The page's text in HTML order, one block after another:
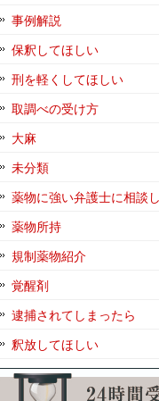
事例解説
保釈してほしい
刑を軽くしてほしい
取調べの受け方
大麻
未分類
薬物に強い弁護士に相談
薬物所持
規制薬物紹介
覚醒剤
逮捕されてしまったら
釈放してほしい